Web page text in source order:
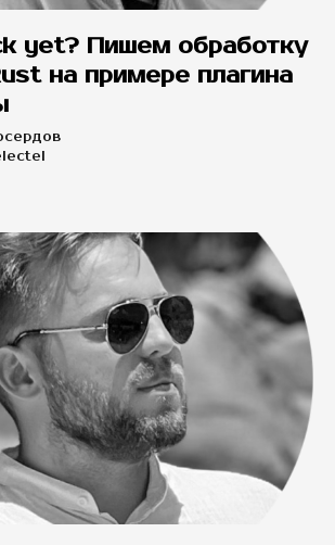
yet? Пишем обработку
на примере плагина